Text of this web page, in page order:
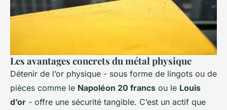
Les avantages concrets du métal physique
Détenir de l’or physique - sous forme de lingots ou de
pièces comme le Napoléon 20 francs ou le Louis
d’or - offre une sécurité tangible. C’est un actif que